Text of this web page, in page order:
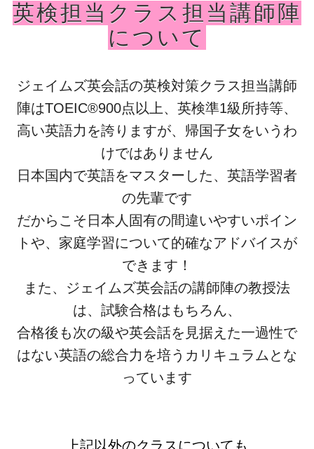
英検担当クラス担当講師陣
について
ジェイムズ英会話の英検対策クラス担当講師
陣はTOEIC®900点以上、英検準1級所持等、
高い英語力を誇りますが、帰国子女をいうわ
けではありません
日本国内で英語をマスターした、英語学習者
の先輩です
だからこそ日本人固有の間違いやすいポイン
トや、家庭学習について的確なアドバイスが
できます！
また、ジェイムズ英会話の講師陣の教授法
は、試験合格はもちろん、
合格後も次の級や英会話を見据えた一過性で
はない英語の総合力を培うカリキュラムとな
っています
上記以外のクラスについても